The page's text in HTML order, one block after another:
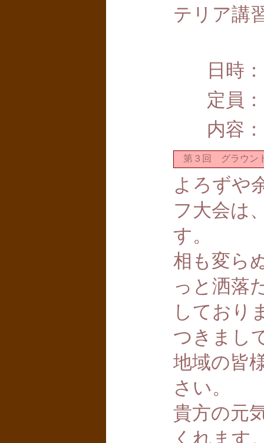
テリア講
日時：
定員：
内容：
第３回 グラウン
よろずや
フ大会は
す。
相も変ら
っと洒落
しており
つきまし
地域の皆
さい。
貴方の元
くれます